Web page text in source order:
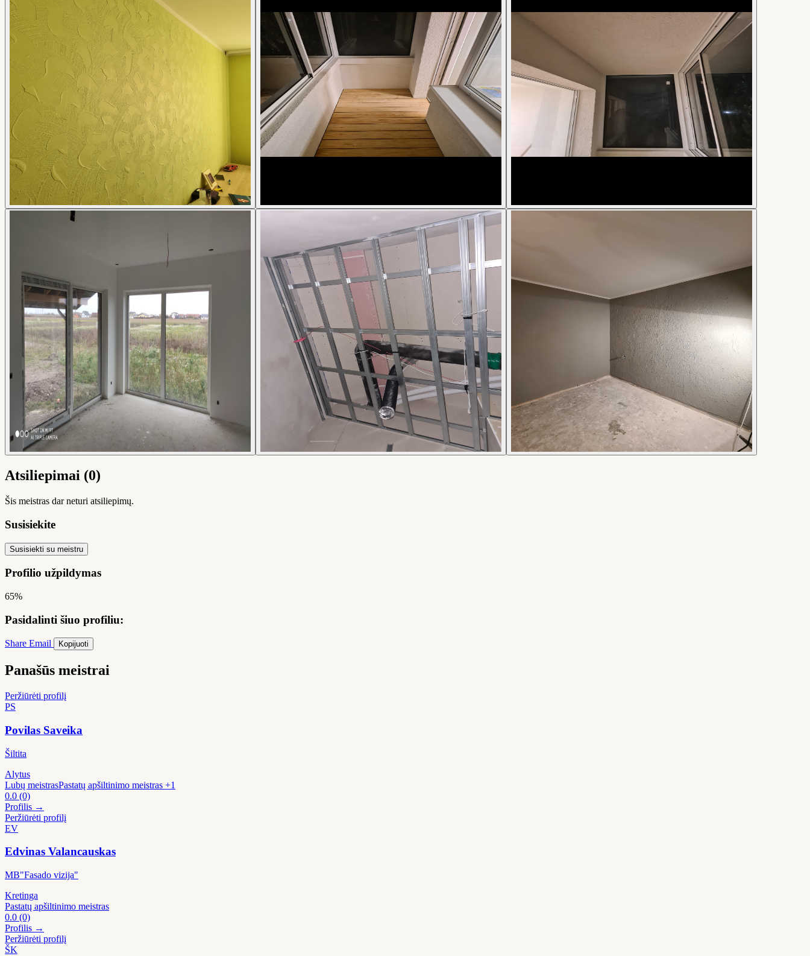
Atsiliepimai (0)
Šis meistras dar neturi atsiliepimų.
Susisiekite
Susisiekti su meistru
Profilio užpildymas
65%
Pasidalinti šiuo profiliu:
Share Email Kopijuoti
Panašūs meistrai
Peržiūrėti profilį
PS
Povilas Saveika
Šiltita
Alytus
Lubų meistrasPastatų apšiltinimo meistras +1
0.0 (0)
Profilis →
Peržiūrėti profilį
EV
Edvinas Valancauskas
MB"Fasado vizija"
Kretinga
Pastatų apšiltinimo meistras
0.0 (0)
Profilis →
Peržiūrėti profilį
ŠK